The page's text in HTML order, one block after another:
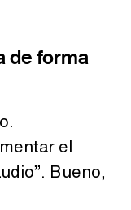
de forma
el
Bueno,